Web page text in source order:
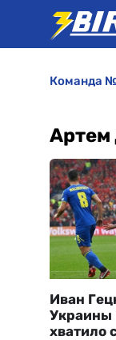
команда
Иван
Украины
хватило